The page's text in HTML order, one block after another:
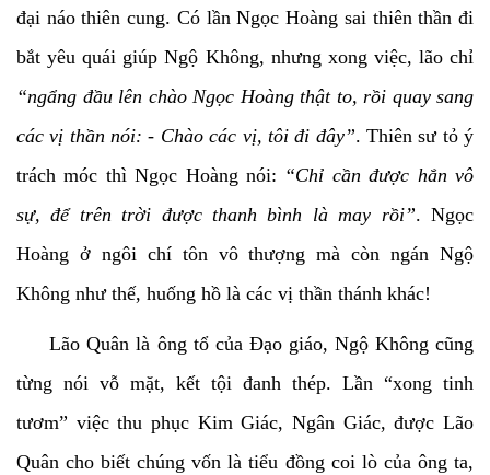
đại náo thiên cung. Có lần Ngọc Hoàng sai thiên thần đi
bắt yêu quái giúp Ngộ Không, nhưng xong việc, lão chỉ
“ngẩng đầu lên chào Ngọc Hoàng thật to, rồi quay sang
các vị thần nói: - Chào các vị, tôi đi đây”. Thiên sư tỏ ý
trách móc thì Ngọc Hoàng nói: “Chỉ cần được hắn vô
sự, để trên trời được thanh bình là may rồi”. Ngọc
Hoàng ở ngôi chí tôn vô thượng mà còn ngán Ngộ
Không như thế, huống hồ là các vị thần thánh khác!
Lão Quân là ông tổ của Đạo giáo, Ngộ Không cũng
từng nói vỗ mặt, kết tội đanh thép. Lần “xong tinh
tươm” việc thu phục Kim Giác, Ngân Giác, được Lão
Quân cho biết chúng vốn là tiểu đồng coi lò của ông ta,